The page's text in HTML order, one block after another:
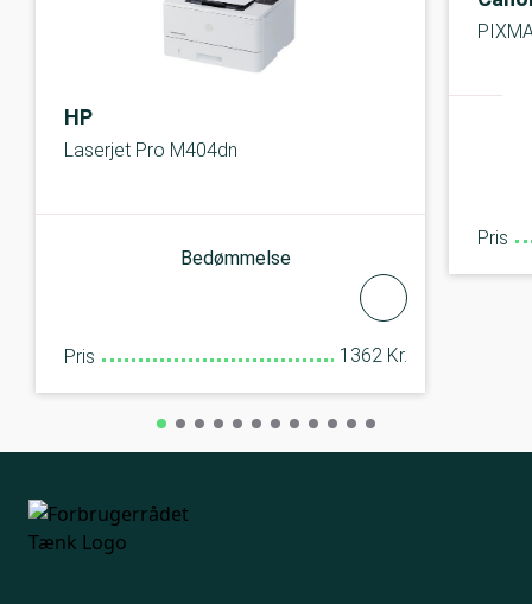
HP
Laserjet Pro M404dn
Bedømmelse
Pris 1362 Kr.
Pris